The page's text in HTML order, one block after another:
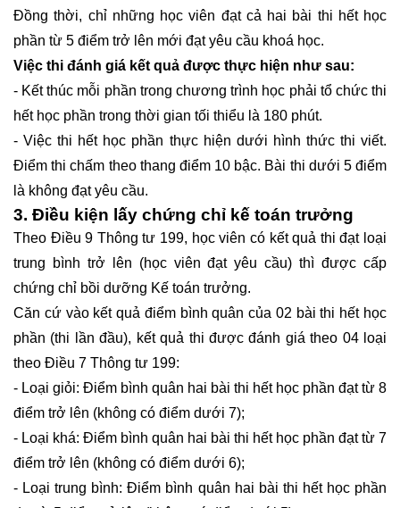
Đồng thời, chỉ những học viên đạt cả hai bài thi hết học
phần từ 5 điểm trở lên mới đạt yêu cầu khoá học.
Việc thi đánh giá kết quả được thực hiện như sau:
- Kết thúc mỗi phần trong chương trình học phải tổ chức thi
hết học phần trong thời gian tối thiểu là 180 phút.
- Việc thi hết học phần thực hiện dưới hình thức thi viết.
Điểm thi chấm theo thang điểm 10 bậc. Bài thi dưới 5 điểm
là không đạt yêu cầu.
3. Điều kiện lấy chứng chỉ kế toán trưởng
Theo Điều 9 Thông tư 199, học viên có kết quả thi đạt loại
trung bình trở lên (học viên đạt yêu cầu) thì được cấp
chứng chỉ bồi dưỡng Kế toán trưởng.
Căn cứ vào kết quả điểm bình quân của 02 bài thi hết học
phần (thi lần đầu), kết quả thi được đánh giá theo 04 loại
theo Điều 7 Thông tư 199:
- Loại giỏi: Điểm bình quân hai bài thi hết học phần đạt từ 8
điểm trở lên (không có điểm dưới 7);
- Loại khá: Điểm bình quân hai bài thi hết học phần đạt từ 7
điểm trở lên (không có điểm dưới 6);
- Loại trung bình: Điểm bình quân hai bài thi hết học phần